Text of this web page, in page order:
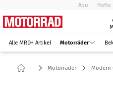
Abo Hefte
Alle MRD+ Artikel Motorräder
Motorräder Modern